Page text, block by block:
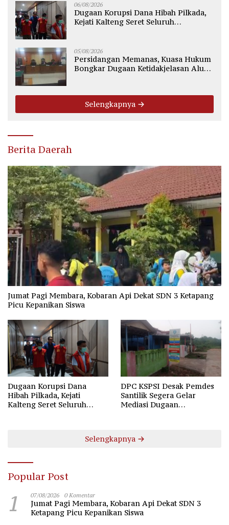
06/08/2026
Dugaan Korupsi Dana Hibah Pilkada,
Kejati Kalteng Seret Seluruh
05/08/2026
Persidangan Memanas, Kuasa Hukum
Bongkar Dugaan Ketidakjelasan Alur
Selengkapnya
Berita Daerah
Jumat Pagi Membara, Kobaran Api Dekat SDN 3 Ketapang
Picu Kepanikan Siswa
Dugaan Korupsi Dana
Hibah Pilkada, Kejati
Kalteng Seret Seluruh
DPC KSPSI Desak Pemdes
Santilik Segera Gelar
Mediasi Dugaan
Selengkapnya
Popular Post
1 07/08/2026 0 Komentar
Jumat Pagi Membara, Kobaran Api Dekat SDN 3
Ketapang Picu Kepanikan Siswa